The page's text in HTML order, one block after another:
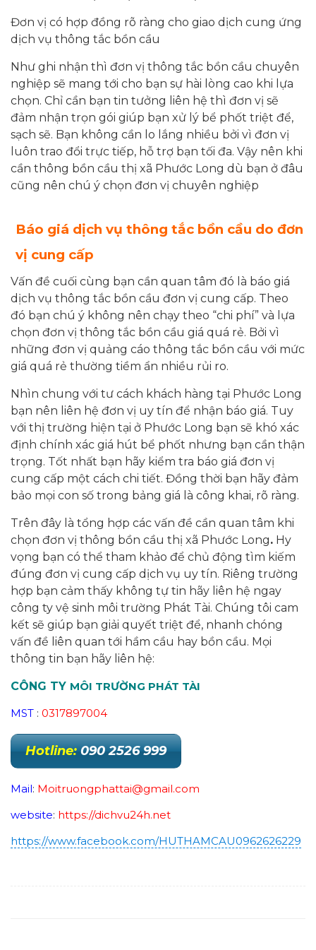
Đơn vị có hợp đồng rõ ràng cho giao dịch cung ứng
dịch vụ thông tắc bồn cầu
Như ghi nhận thì đơn vị thông tắc bồn cầu chuyên
nghiệp sẽ mang tới cho bạn sự hài lòng cao khi lựa
chọn. Chỉ cần bạn tin tưởng liên hệ thì đơn vị sẽ
đảm nhận trọn gói giúp bạn xử lý bể phốt triệt để,
sạch sẽ. Bạn không cần lo lắng nhiều bởi vì đơn vị
luôn trao đổi trực tiếp, hỗ trợ bạn tối đa. Vậy nên khi
cần thông bồn cầu thị xã Phước Long dù bạn ở đâu
cũng nên chú ý chọn đơn vị chuyên nghiệp
Báo giá dịch vụ thông tắc bồn cầu do đơn
vị cung cấp
Vấn đề cuối cùng bạn cần quan tâm đó là báo giá
dịch vụ thông tắc bồn cầu đơn vị cung cấp. Theo
đó bạn chú ý không nên chạy theo “chi phí” và lựa
chọn đơn vị thông tắc bồn cầu giá quá rẻ. Bởi vì
những đơn vị quảng cáo thông tắc bồn cầu với mức
giá quá rẻ thường tiềm ẩn nhiều rủi ro.
Nhìn chung với tư cách khách hàng tại Phước Long
bạn nên liên hệ đơn vị uy tín để nhận báo giá. Tuy
với thị trường hiện tại ở Phước Long bạn sẽ khó xác
định chính xác giá hút bể phốt nhưng bạn cần thận
trọng. Tốt nhất bạn hãy kiểm tra báo giá đơn vị
cung cấp một cách chi tiết. Đồng thời bạn hãy đảm
bảo mọi con số trong bảng giá là công khai, rõ ràng.
Trên đây là tổng hợp các vấn đề cần quan tâm khi
chọn đơn vị thông bồn cầu thị xã Phước Long. Hy
vọng bạn có thể tham khảo để chủ động tìm kiếm
đúng đơn vị cung cấp dịch vụ uy tín. Riêng trường
hợp bạn cảm thấy không tự tin hãy liên hệ ngay
công ty vệ sinh môi trường Phát Tài. Chúng tôi cam
kết sẽ giúp bạn giải quyết triệt để, nhanh chóng
vấn đề liên quan tới hầm cầu hay bồn cầu. Mọi
thông tin bạn hãy liên hệ:
CÔNG TY MÔI TRƯỜNG PHÁT TÀI
MST : 0317897004
Hotline: 090 2526 999
Mail: Moitruongphattai@gmail.com
website: https://dichvu24h.net
https://www.facebook.com/HUTHAMCAU0962626229